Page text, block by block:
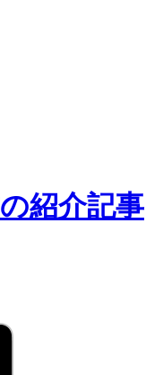
紹介記事